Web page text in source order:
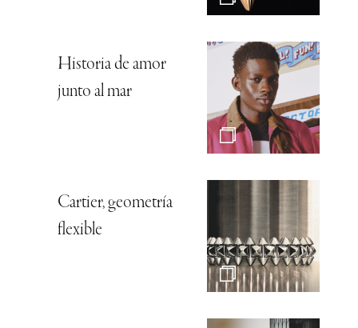
Historia de amor
junto al mar
Cartier, geometría
flexible